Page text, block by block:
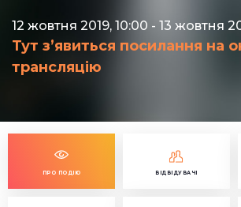
12 жовтня 2019, 10:00 - 13 жовтня
Тут з’явиться посилання на
трансляцію
ПРО ПОДІЮ ВІДВІДУВАЧІ